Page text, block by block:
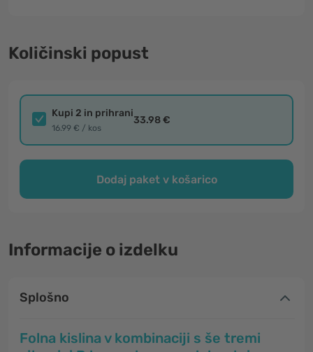
Količinski popust
Kupi 2 in prihrani
16.99 € / kos
33.98 €
Dodaj paket v košarico
Informacije o izdelku
Splošno
Folna kislina v kombinaciji s še tremi